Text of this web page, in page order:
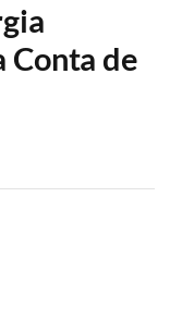
Conta de